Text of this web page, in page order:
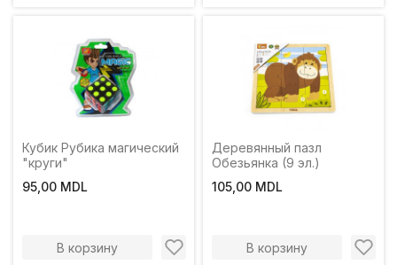
Кубик Рубика магический
"круги"
95,00 MDL
В корзину
Деревянный пазл
Обезьянка (9 эл.)
105,00 MDL
В корзину